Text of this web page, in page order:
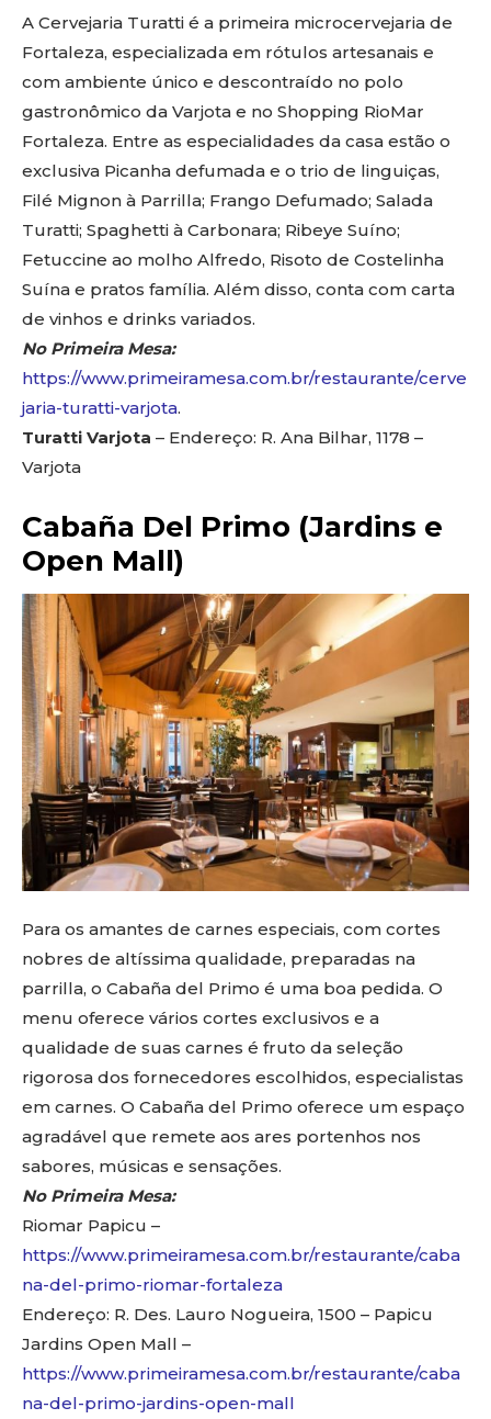
A Cervejaria Turatti é a primeira microcervejaria de
Fortaleza, especializada em rótulos artesanais e
com ambiente único e descontraído no polo
gastronômico da Varjota e no Shopping RioMar
Fortaleza. Entre as especialidades da casa estão o
exclusiva Picanha defumada e o trio de linguiças,
Filé Mignon à Parrilla; Frango Defumado; Salada
Turatti; Spaghetti à Carbonara; Ribeye Suíno;
Fetuccine ao molho Alfredo, Risoto de Costelinha
Suína e pratos família. Além disso, conta com carta
de vinhos e drinks variados.
No Primeira Mesa:
https://www.primeiramesa.com.br/restaurante/cerve
jaria-turatti-varjota.
Turatti Varjota – Endereço: R. Ana Bilhar, 1178 –
Varjota
Cabaña Del Primo (Jardins e
Open Mall)
Para os amantes de carnes especiais, com cortes
nobres de altíssima qualidade, preparadas na
parrilla, o Cabaña del Primo é uma boa pedida. O
menu oferece vários cortes exclusivos e a
qualidade de suas carnes é fruto da seleção
rigorosa dos fornecedores escolhidos, especialistas
em carnes. O Cabaña del Primo oferece um espaço
agradável que remete aos ares portenhos nos
sabores, músicas e sensações.
No Primeira Mesa:
Riomar Papicu –
https://www.primeiramesa.com.br/restaurante/caba
na-del-primo-riomar-fortaleza
Endereço: R. Des. Lauro Nogueira, 1500 – Papicu
Jardins Open Mall –
https://www.primeiramesa.com.br/restaurante/caba
na-del-primo-jardins-open-mall